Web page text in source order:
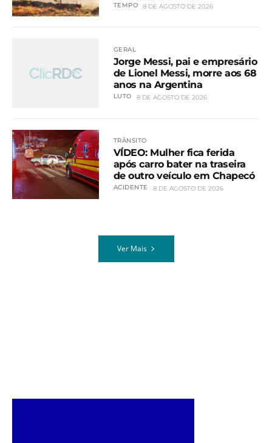
TEMPO 8 DE AGOSTO DE 2026
GERAL
Jorge Messi, pai e empresário
de Lionel Messi, morre aos 68
anos na Argentina
LUTO 8 DE AGOSTO DE 2026
TRÂNSITO
VÍDEO: Mulher fica ferida
após carro bater na traseira
de outro veículo em Chapecó
ACIDENTE 8 DE AGOSTO DE 2026
Ver Mais